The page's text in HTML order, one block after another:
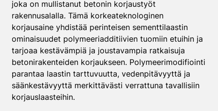
joka on mullistanut betonin korjaustyöt
rakennusalalla. Tämä korkeateknologinen
korjausaine yhdistää perinteisen sementtilaastin
ominaisuudet polymeeriadditiivien tuomiin etuihin ja
tarjoaa kestävämpiä ja joustavampia ratkaisuja
betonirakenteiden korjaukseen. Polymeerimodifiointi
parantaa laastin tarttuvuutta, vedenpitävyyttä ja
säänkestävyyttä merkittävästi verrattuna tavallisiin
korjauslaasteihin.